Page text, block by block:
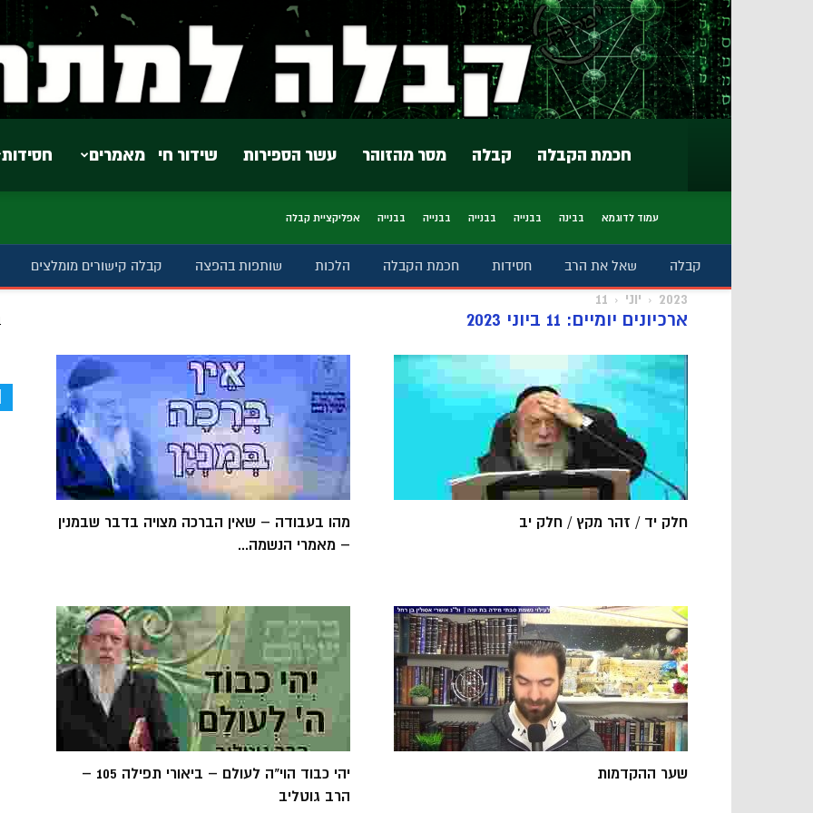
חסידות מאמרים שידור חי עשר הספירות מסר מהזוהר קבלה חכמת הקבלה
עמוד לדוגמא בבינה בבנייה בבנייה בבנייה בבנייה אפליקציית קבלה
קבלה שאל את הרב חסידות חכמת הקבלה הלכות שותפות בהפצה קבלה קישורים מומלצים
2023 יוני 11
ארכיונים יומיים: 11 ביוני 2023
מהו בעבודה – שאין הברכה מצויה בדבר שבמנין
– מאמרי הנשמה...
חלק יד / זהר מקץ / חלק יב
יהי כבוד הוי"ה לעולם – ביאורי תפילה 105 –
הרב גוטליב
שער ההקדמות